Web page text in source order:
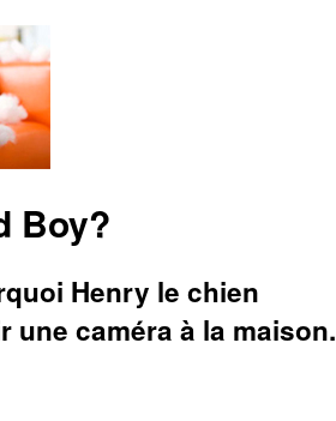
Boy?
Henry le chien
une caméra à la maison.